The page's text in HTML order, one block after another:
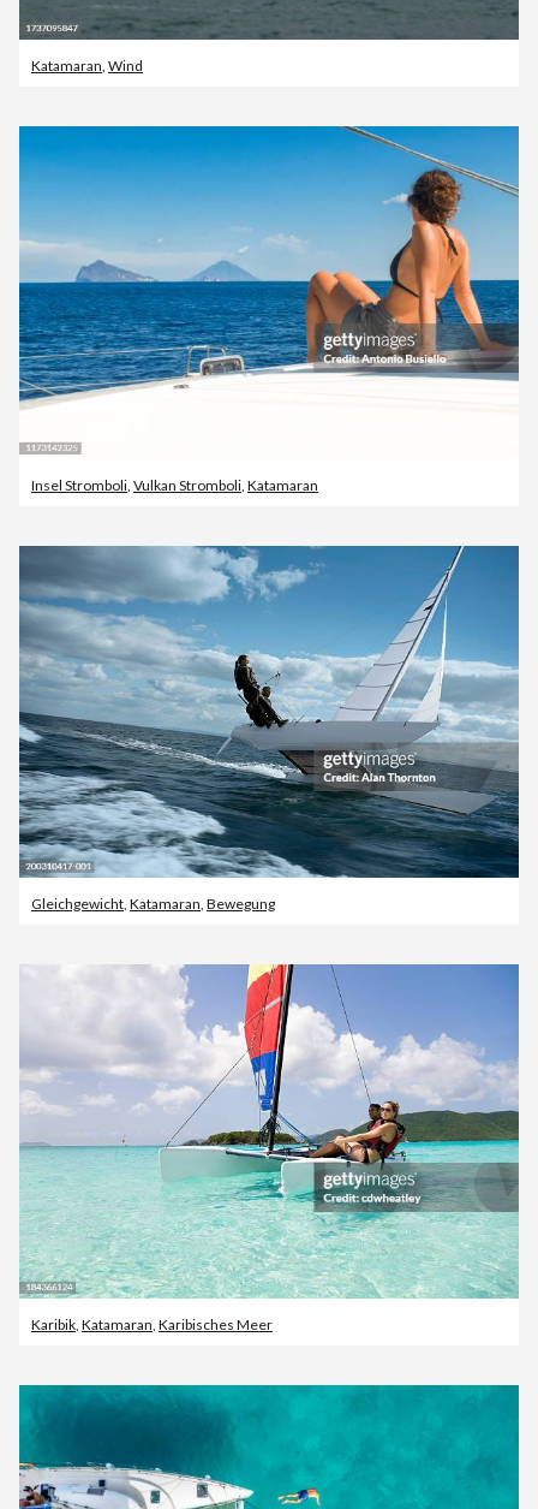
Katamaran Wind
Insel Stromboli Vulkan Stromboli Katamaran
Gleichgewicht, Katamaran, Bewegung
Karibik Katamaran Karibisches Meer